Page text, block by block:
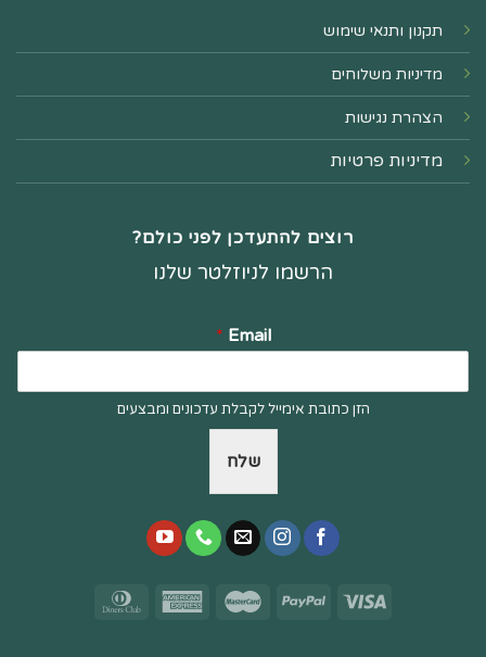
תקנון ותנאי שימוש
מדיניות משלוחים
הצהרת נגישות
מדיניות פרטיות
רוצים להתעדכן לפני כולם?
הרשמו לניוזלטר שלנו
Email
*
הזן כתובת אימייל לקבלת עדכונים ומבצעים
שלח